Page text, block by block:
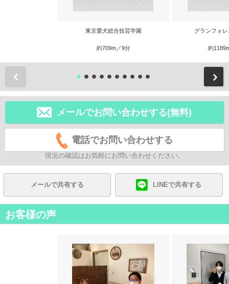
東京愛犬総合技芸学園
約709m／9分
グランフォ
約
メールでお問い合わせする(無料)
電話でお問い合わせする
現況の確認はお気軽にお問い合わせください。
メールで共有する LINEで共有する
お客様の声